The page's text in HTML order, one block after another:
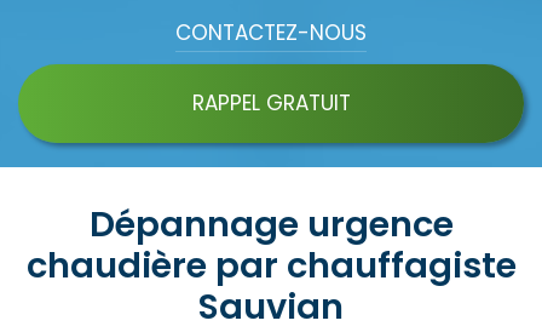
CONTACTEZ-NOUS
RAPPEL GRATUIT
Dépannage urgence
chaudière par chauffagiste
Sauvian